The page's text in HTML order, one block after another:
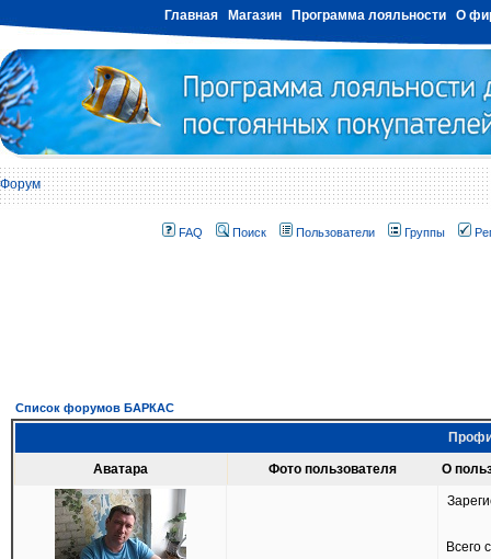
Главная Магазин Программа лояльности О
Форум
FAQ Поиск Пользователи Группы
Список форумов БАРКАС
Аватара Фото пользователя О
Всего